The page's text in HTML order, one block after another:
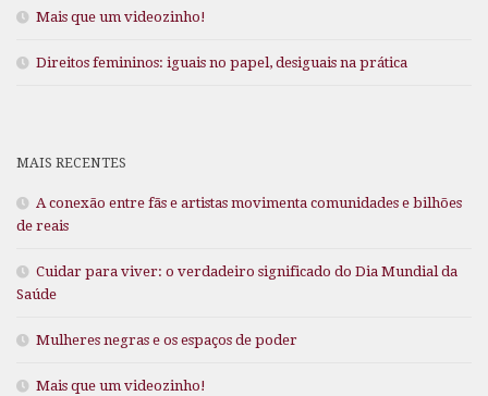
Mais que um videozinho!
Direitos femininos: iguais no papel, desiguais na prática
MAIS RECENTES
A conexão entre fãs e artistas movimenta comunidades e bilhões
de reais
Cuidar para viver: o verdadeiro significado do Dia Mundial da
Saúde
Mulheres negras e os espaços de poder
Mais que um videozinho!